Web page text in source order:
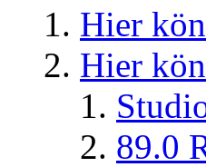
Hier
Hier
89.0